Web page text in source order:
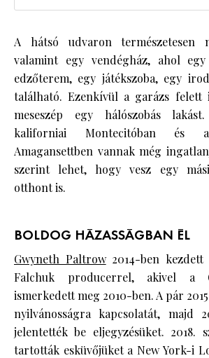
A hátsó udvaron természetesen
valamint egy vendégház, ahol
edzőterem, egy játékszoba, egy
található. Ezenkívül a garázs felett
meseszép egy hálószobás
kaliforniai Montecitóban és
Amagansettben vannak még
szerint lehet, hogy vesz egy
otthont is.
BOLDOG HÁZASSÁGBAN ÉL
Gwyneth Paltrow2014-ben
Falchuk producerrel, akivel a
ismerkedett meg 2010-ben. A pár
nyilvánosságra kapcsolatát, majd
jelentették be eljegyzésüket. 2018.
tartották esküvőjüket a New York-i